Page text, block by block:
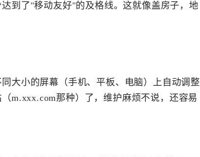
到了"移动友好"的及格线。这就像盖房子，地
大小的屏幕（手机、平板、电脑）上自动调整
m.xxx.com那种）了，维护麻烦不说，还容易